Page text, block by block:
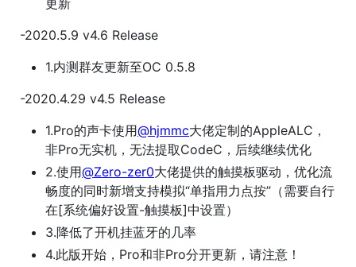
-2020.5.9 v4.6 Release
1.内测群友更新至OC 0.5.8
-2020.4.29 v4.5 Release
1.Pro的声卡使用@hjmmc大佬定制的AppleALC，
非Pro无实机，无法提取CodeC，后续继续优化
2.使用@Zero-zer0大佬提供的触摸板驱动，优化流
畅度的同时新增支持模拟“单指用力点按”（需要自行
在[系统偏好设置-触摸板]中设置）
3.降低了开机挂蓝牙的几率
4.此版开始，Pro和非Pro分开更新，请注意！